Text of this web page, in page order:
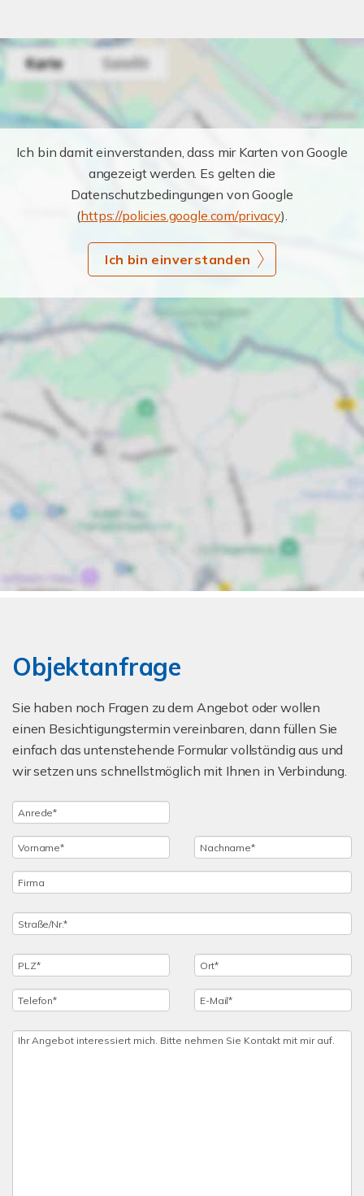
Ich bin damit einverstanden, dass mir Karten von Google
angezeigt werden. Es gelten die
Datenschutzbedingungen von Google
(https://policies.google.com/privacy).
Ich bin einverstanden
Objektanfrage
Sie haben noch Fragen zu dem Angebot oder wollen
einen Besichtigungstermin vereinbaren, dann füllen Sie
einfach das untenstehende Formular vollständig aus und
wir setzen uns schnellstmöglich mit Ihnen in Verbindung.